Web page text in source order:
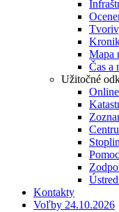
Mapa
Čas a
Užitočné
Kontakty
Voľby 24.10.2026